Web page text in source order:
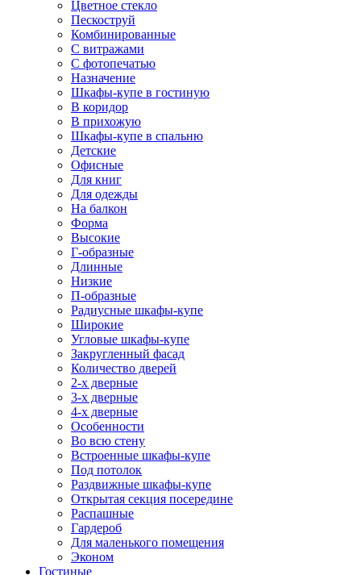
Цветное стекло
Пескоструй
Комбинированные
С витражами
С фотопечатью
Назначение
Шкафы-купе в гостиную
В коридор
В прихожую
Шкафы-купе в спальню
Детские
Офисные
Для книг
Для одежды
На балкон
Форма
Высокие
Г-образные
Длинные
Низкие
П-образные
Радиусные шкафы-купе
Широкие
Угловые шкафы-купе
Закругленный фасад
Количество дверей
2-х дверные
3-х дверные
4-х дверные
Особенности
Во всю стену
Встроенные шкафы-купе
Под потолок
Раздвижные шкафы-купе
Открытая секция посередине
Распашные
Гардероб
Для маленького помещения
Эконом
Гостиные